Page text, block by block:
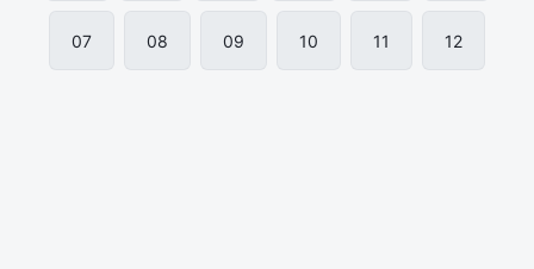
07 08 09 10 11 12